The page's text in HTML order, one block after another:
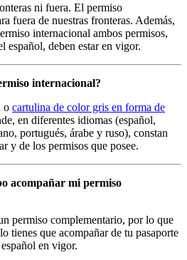
ni fuera. El permiso
fuera de nuestras fronteras. Además,
internacional ambos permisos,
español, deben estar en vigor.
internacional?
o cartulina de color gris en forma de
en diferentes idiomas (español,
portugués, árabe y ruso), constan
y de los permisos que posee.
acompañar mi permiso
permiso complementario, por lo que
tienes que acompañar de tu pasaporte
en vigor.